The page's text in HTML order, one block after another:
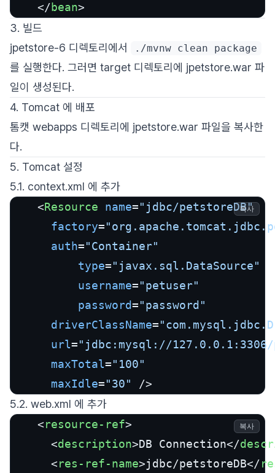
</bean>
3. 빌드
jpetstore-6 디렉토리에서
./mvnw clean package
를 실행한다. 그러면 target 디렉토리에 jpetstore.war 파
일이 생성된다.
4. Tomcat 에 배포
톰캣 webapps 디렉토리에 jpetstore.war 파일을 복사한
다.
5. Tomcat 설정
5.1. context.xml 에 추가
<Resource name="jdbc/petstoreDB"
factory=
auth="Container"
type="javax.sql.DataSource"
username="petuser"
password="password"
driverClassName=
url="jdbc:mysql://
maxTotal="100"
maxIdle="30" />
복사
5.2. web.xml 에 추가
<resource-ref>
<description>DB Connection</
<res-ref-name>jdbc/petstoreDB</
복사